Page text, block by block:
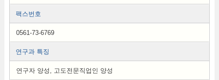
팩스번호
0561-73-6769
연구과 특징
연구자 양성, 고도전문직업인 양성